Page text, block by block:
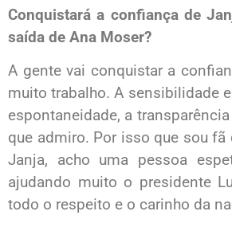
Conquistará a confiança de
saída de Ana Moser?
A gente vai conquistar a
muito trabalho. A sensibilidade
espontaneidade, a
que admiro. Por isso que sou fã
Janja, acho uma pessoa
ajudando muito o presidente
todo o respeito e o carinho da